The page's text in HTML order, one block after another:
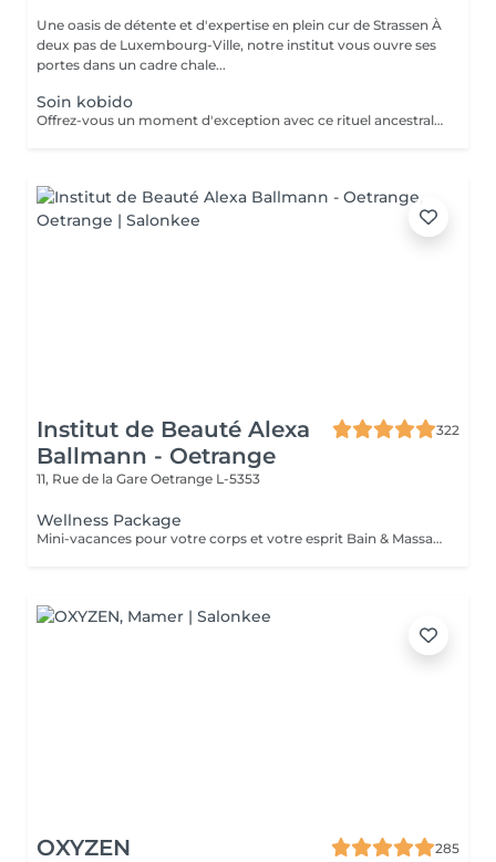
Une oasis de détente et d'expertise en plein cur de Strassen À
deux pas de Luxembourg-Ville, notre institut vous ouvre ses
portes dans un cadre chale...
Soin kobido
Offrez-vous un moment d'exception avec ce rituel ancestral japonais. Le Kobido stimule la circulation, tonifie les muscles du visage et apporte un éclat naturel immédiat. Grâce à des manuvres précises et profondes, il détend les tensions, lisse les traits et procure une sensation de légèreté et de bien-être. Un soin complet qui illumine le visage tout en apaisant l'esprit.
Institut de Beauté Alexa
Ballmann - Oetrange
322
11, Rue de la Gare Oetrange L-5353
Wellness Package
Mini-vacances pour votre corps et votre esprit Bain & Massage des pieds - Gommage du corps & massage Hot Stone - Soins du visage coup d'éclat
OXYZEN
285